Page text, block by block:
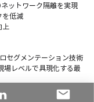
ットワーク隔離を実現
を低減
上
セグメンテーション技術
場レベルで具現化する最
を実現し、納期と信頼